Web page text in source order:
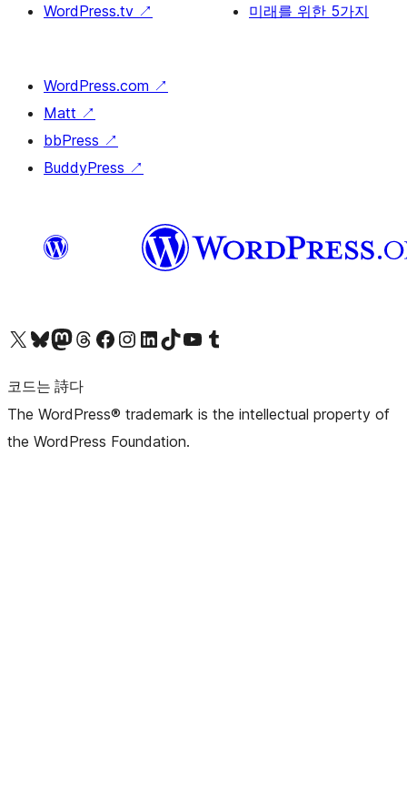
WordPress.tv ↗
미래를 위한 5가지
WordPress.com ↗
Matt ↗
bbPress ↗
BuddyPress ↗
X(이전 트위터) 계정 방문하기블루스카이 계정 방문하기마스토돈 계정 방문하기스레드 계정 방문하기 페이스북 페이지 방문하기인스타그램 계정 방문하기 LinkedIn 계정 방문하기틱톡 계정 방문하기유튜브 채널 방문하기 텀블러 계정 방문하기
코드는 詩다
The WordPress® trademark is the intellectual property of
the WordPress Foundation.